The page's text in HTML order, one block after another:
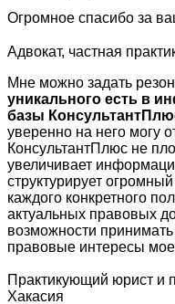
Огромное спасибо за
Адвокат, частная
Мне можно задать
уникального есть в
базы
уверенно на него могу
КонсультантПлюс не
увеличивает
структурирует
каждого конкретного
актуальных правовых
возможности
правовые интересы
Практикующий юрист и
Хакасия